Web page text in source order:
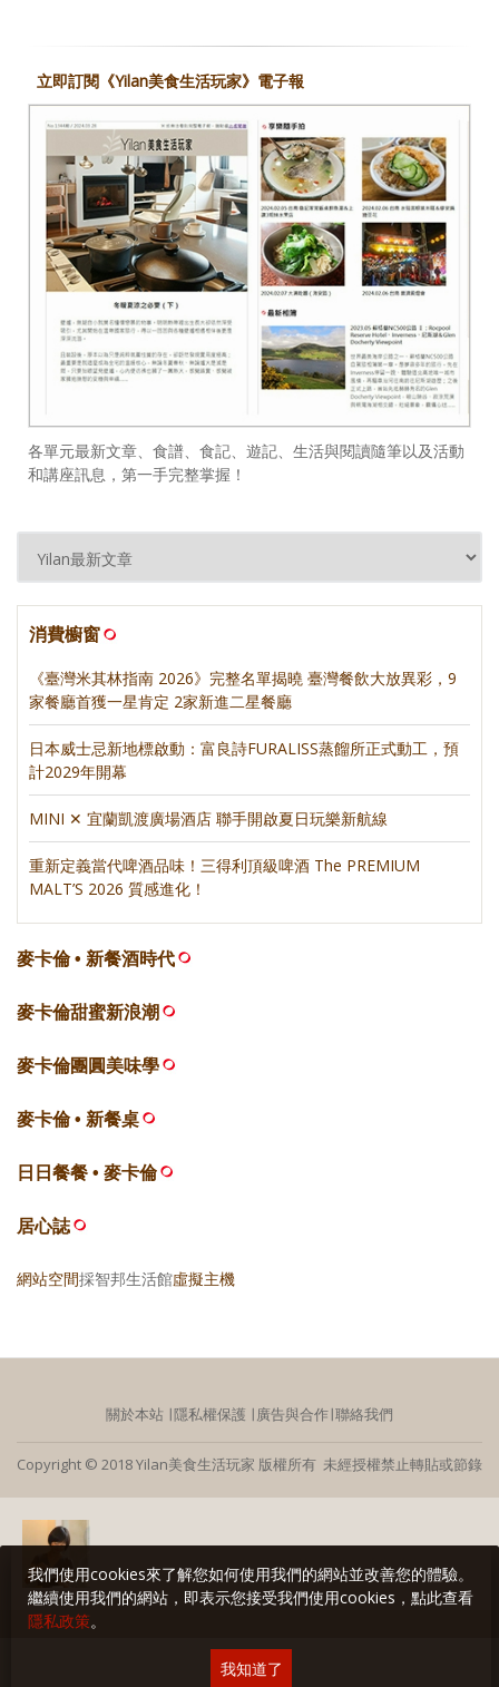
立即訂閱《Yilan美食生活玩家》電子報
各單元最新文章、食譜、食記、遊記、生活與閱讀隨筆以及活動
和講座訊息，第一手完整掌握！
消費櫥窗
《臺灣米其林指南 2026》完整名單揭曉 臺灣餐飲大放異彩，9
家餐廳首獲一星肯定 2家新進二星餐廳
日本威士忌新地標啟動：富良詩FURALISS蒸餾所正式動工，預
計2029年開幕
MINI ✕ 宜蘭凱渡廣場酒店 聯手開啟夏日玩樂新航線
重新定義當代啤酒品味！三得利頂級啤酒 The PREMIUM
MALT’S 2026 質感進化！
麥卡倫 • 新餐酒時代
麥卡倫甜蜜新浪潮
麥卡倫團圓美味學
麥卡倫 • 新餐桌
日日餐餐 • 麥卡倫
居心誌
網站空間採智邦生活館虛擬主機
關於本站 ∣隱私權保護 ∣ 廣告與合作∣聯絡我們
Copyright © 2018 Yilan美食生活玩家 版權所有 未經授權禁止轉貼或節錄
我們使用cookies來了解您如何使用我們的網站並改善您的體驗。
繼續使用我們的網站，即表示您接受我們使用cookies，點此查看
隱私政策。
我知道了